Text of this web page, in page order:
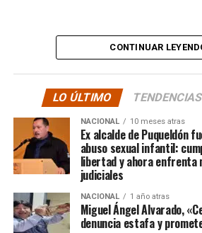
tele y donde sea
hacer justicia.”
quienes lo han acompañado desde
ocurrido:
“Gracias a todos
apoyo!!!!”
CONTINUAR
LO ÚLTIMO TENDENCIAS
NACIONAL 10 meses atras
Ex alcalde de Puqueldón
abuso sexual infantil:
libertad y ahora enfrenta
judiciales
NACIONAL 1 año atras
Miguel Ángel Alvarado,
denuncia estafa y